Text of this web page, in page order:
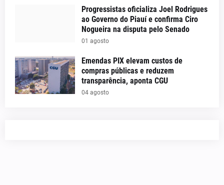
Progressistas oficializa Joel Rodrigues
ao Governo do Piauí e confirma Ciro
Nogueira na disputa pelo Senado
01 agosto
Emendas PIX elevam custos de
compras públicas e reduzem
transparência, aponta CGU
04 agosto